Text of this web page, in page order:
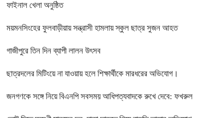
ফাইনাল খেলা অনুষ্ঠিত
ময়মনসিংহের ফুলবাড়ীয়ায় সন্ত্রাসী হামলায় স্কুল ছাত্র সুজন আহত
গাজীপুরে তিন দিন ব্যাপী লালন উৎসব
ছাত্রদলের মিটিংয়ে না যাওয়ায় হলে শিক্ষার্থীকে মারধরের অভিযোগ।
জনগণকে সঙ্গে নিয়ে বিএনপি সবসময় আধিপত্যবাদকে রুখে দেবে: ফখরুল